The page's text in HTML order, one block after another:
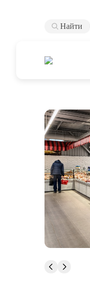
Найти